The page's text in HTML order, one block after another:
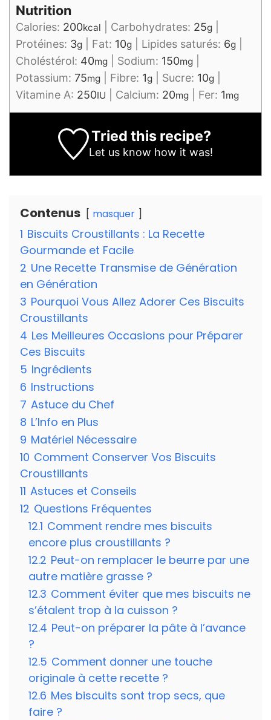
Nutrition
Calories: 200kcal Carbohydrates: 25g
Protéines: 3g Fat: 10g Lipides saturés: 6g
Choléstérol: 40mg Sodium: 150mg
Potassium: 75mg Fibre: 1g Sucre: 10g
Vitamine A: 250IU Calcium: 20mg Fer: 1mg
Tried this recipe?
Let us know how it was!
Contenus masquer
1 Biscuits Croustillants : La Recette
Gourmande et Facile
2 Une Recette Transmise de Génération
en Génération
3 Pourquoi Vous Allez Adorer Ces Biscuits
Croustillants
4 Les Meilleures Occasions pour Préparer
Ces Biscuits
5 Ingrédients
6 Instructions
7 Astuce du Chef
8 L’Info en Plus
9 Matériel Nécessaire
10 Comment Conserver Vos Biscuits
Croustillants
11 Astuces et Conseils
12 Questions Fréquentes
12.1 Comment rendre mes biscuits
encore plus croustillants ?
12.2 Peut-on remplacer le beurre par une
autre matière grasse ?
12.3 Comment éviter que mes biscuits ne
s’étalent trop à la cuisson ?
12.4 Peut-on préparer la pâte à l’avance
?
12.5 Comment donner une touche
originale à cette recette ?
12.6 Mes biscuits sont trop secs, que
faire ?